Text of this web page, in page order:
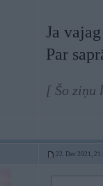
Ja
Par
[ Šo ziņu
22. Dec 2021,